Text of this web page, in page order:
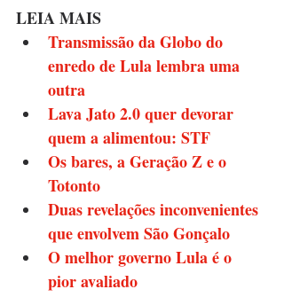
LEIA MAIS
Transmissão da Globo do
enredo de Lula lembra uma
outra
Lava Jato 2.0 quer devorar
quem a alimentou: STF
Os bares, a Geração Z e o
Totonto
Duas revelações inconvenientes
que envolvem São Gonçalo
O melhor governo Lula é o
pior avaliado